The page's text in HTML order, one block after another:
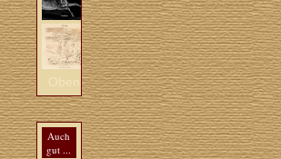
Oben
Auch
gut ...